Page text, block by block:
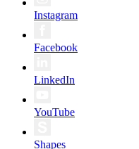
Instagram
Facebook
LinkedIn
YouTube
Shapes